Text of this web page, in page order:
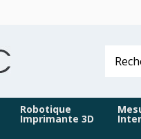
Robotique
Imprimante 3D